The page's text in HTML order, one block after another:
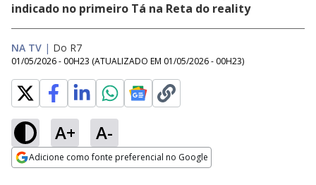
indicado no primeiro Tá na Reta do reality
NA TV | Do R7
01/05/2026 - 00H23 (ATUALIZADO EM 01/05/2026 - 00H23)
A+ A-
Adicione como fonte preferencial no Google
Ativar
Loaded :
14.87%